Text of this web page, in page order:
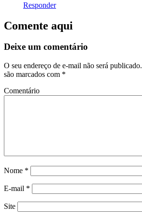
Responder
Comente aqui
Deixe um comentário
O seu endereço de e-mail não será publicado.
são marcados com *
Comentário
Nome *
E-mail *
Site